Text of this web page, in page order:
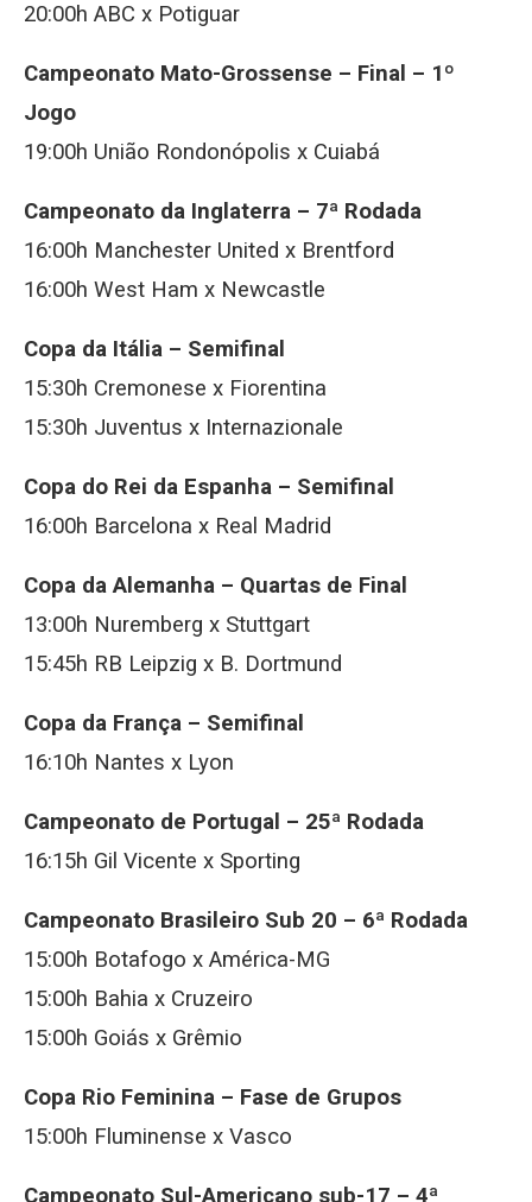
20:00h ABC x Potiguar
Campeonato Mato-Grossense – Final – 1º
Jogo
19:00h União Rondonópolis x Cuiabá
Campeonato da Inglaterra – 7ª Rodada
16:00h Manchester United x Brentford
16:00h West Ham x Newcastle
Copa da Itália – Semifinal
15:30h Cremonese x Fiorentina
15:30h Juventus x Internazionale
Copa do Rei da Espanha – Semifinal
16:00h Barcelona x Real Madrid
Copa da Alemanha – Quartas de Final
13:00h Nuremberg x Stuttgart
15:45h RB Leipzig x B. Dortmund
Copa da França – Semifinal
16:10h Nantes x Lyon
Campeonato de Portugal – 25ª Rodada
16:15h Gil Vicente x Sporting
Campeonato Brasileiro Sub 20 – 6ª Rodada
15:00h Botafogo x América-MG
15:00h Bahia x Cruzeiro
15:00h Goiás x Grêmio
Copa Rio Feminina – Fase de Grupos
15:00h Fluminense x Vasco
Campeonato Sul-Americano sub-17 – 4ª